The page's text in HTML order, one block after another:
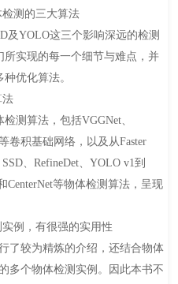
测的三大算法
YOLO这三个影响深远的检测
实现的每一个细节与难点，并
优化算法。
算法，包括VGGNet、
卷积基础网络，以及从Faster
、RefineDet、YOLO v1到
CenterNet等物体检测算法，呈现
例，有很强的实用性
较为精炼的介绍，还结合物体
多个物体检测实例。因此本书不